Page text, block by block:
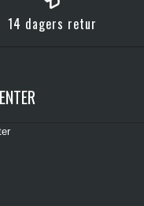
14 dagers retur